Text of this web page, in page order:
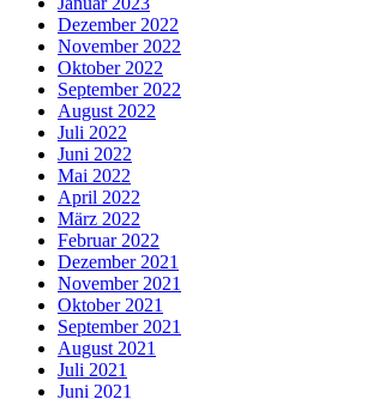
Dezember 2022
November 2022
Oktober 2022
September 2022
August 2022
Juli 2022
Juni 2022
Mai 2022
April 2022
März 2022
Februar 2022
Dezember 2021
November 2021
Oktober 2021
September 2021
August 2021
Juli 2021
Juni 2021